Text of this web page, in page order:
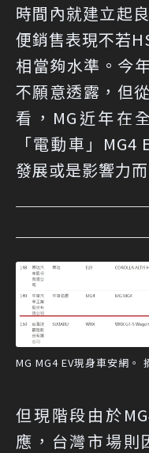
時間內就建立起
便銷售表現不若
相當夠水準。今
不願意透露，但
看，MG近年在
「電動車」
發展或是影響力
MG MG4 EV現身車安網。
但現階段由於
應，台灣市場則